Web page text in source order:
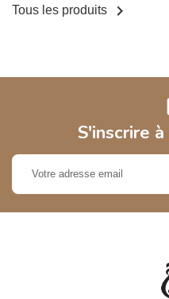
Tous les produits 
S'inscrire